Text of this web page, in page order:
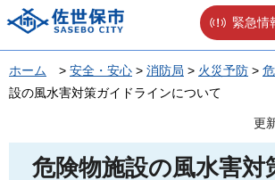
佐世保市 緊急情
ホーム > 安全・安心 > 消防局 > 火災予防 >
設の風水害対策ガイドラインについて
更
危険物施設の風水害対